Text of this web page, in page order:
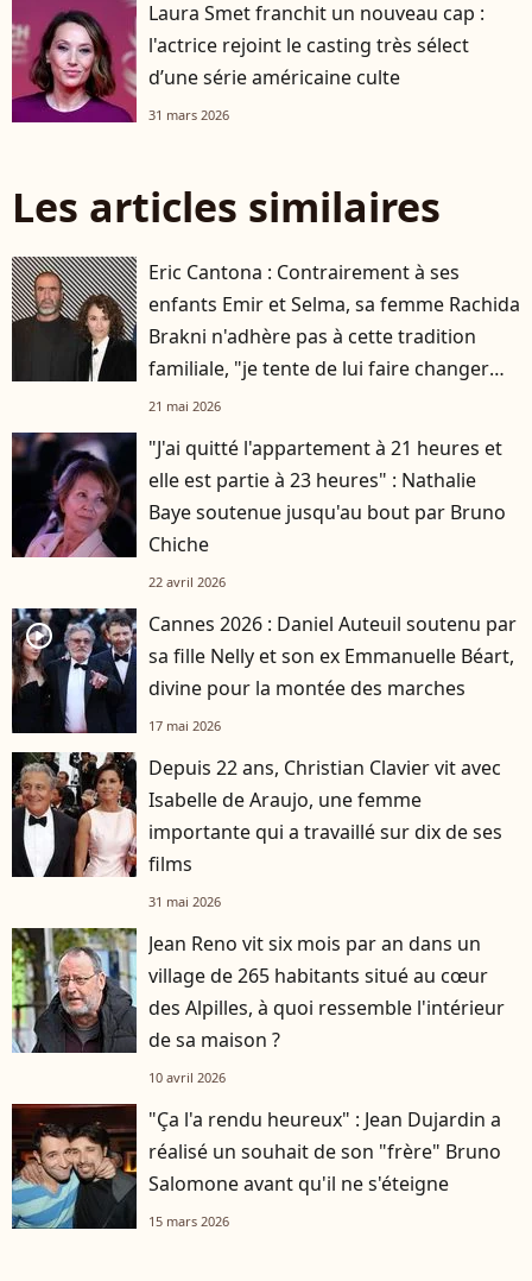
Laura Smet franchit un nouveau cap :
l'actrice rejoint le casting très sélect
d’une série américaine culte
31 mars 2026
Les articles similaires
Eric Cantona : Contrairement à ses
enfants Emir et Selma, sa femme Rachida
Brakni n'adhère pas à cette tradition
familiale, "je tente de lui faire changer
d'avis"
21 mai 2026
"J'ai quitté l'appartement à 21 heures et
elle est partie à 23 heures" : Nathalie
Baye soutenue jusqu'au bout par Bruno
Chiche
22 avril 2026
player2
Cannes 2026 : Daniel Auteuil soutenu par
sa fille Nelly et son ex Emmanuelle Béart,
divine pour la montée des marches
17 mai 2026
Depuis 22 ans, Christian Clavier vit avec
Isabelle de Araujo, une femme
importante qui a travaillé sur dix de ses
films
31 mai 2026
Jean Reno vit six mois par an dans un
village de 265 habitants situé au cœur
des Alpilles, à quoi ressemble l'intérieur
de sa maison ?
10 avril 2026
"Ça l'a rendu heureux" : Jean Dujardin a
réalisé un souhait de son "frère" Bruno
Salomone avant qu'il ne s'éteigne
15 mars 2026